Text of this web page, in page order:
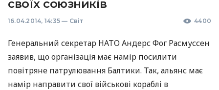
своїх союзників
16.04.2014, 14:35 — Світ 4400
Генеральний секретар НАТО Андерс Фог Расмуссен
заявив, що організація має намір посилити
повітряне патрулювання Балтики. Так, альянс має
намір направити свої військові кораблі в